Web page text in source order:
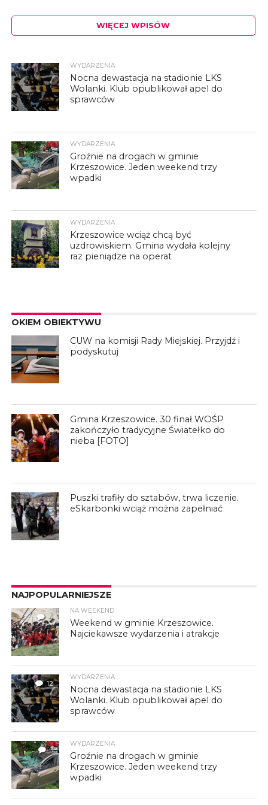
WIĘCEJ WPISÓW
WYDARZENIA
Nocna dewastacja na stadionie LKS
Wolanki. Klub opublikował apel do
sprawców
WYDARZENIA
Groźnie na drogach w gminie
Krzeszowice. Jeden weekend trzy
wpadki
WYDARZENIA
Krzeszowice wciąż chcą być
uzdrowiskiem. Gmina wydała kolejny
raz pieniądze na operat
OKIEM OBIEKTYWU
CUW na komisji Rady Miejskiej. Przyjdź i
podyskutuj
Gmina Krzeszowice. 30 finał WOŚP
zakończyło tradycyjne Światełko do
nieba [FOTO]
Puszki trafiły do sztabów, trwa liczenie.
eSkarbonki wciąż można zapełniać
NAJPOPULARNIEJSZE
4
NA WEEKEND
Weekend w gminie Krzeszowice.
Najciekawsze wydarzenia i atrakcje
12
WYDARZENIA
Nocna dewastacja na stadionie LKS
Wolanki. Klub opublikował apel do
sprawców
3
WYDARZENIA
Groźnie na drogach w gminie
Krzeszowice. Jeden weekend trzy
wpadki